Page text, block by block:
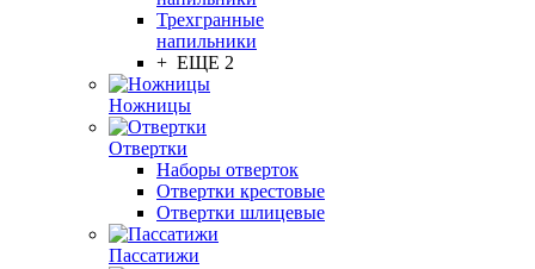
Трехгранные
напильники
+ ЕЩЕ 2
Ножницы
Отвертки
Наборы отверток
Отвертки крестовые
Отвертки шлицевые
Пассатижи